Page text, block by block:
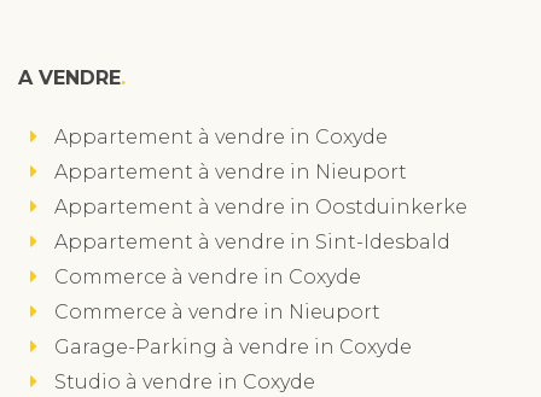
A VENDRE
Appartement à vendre in Coxyde
Appartement à vendre in Nieuport
Appartement à vendre in Oostduinkerke
Appartement à vendre in Sint-Idesbald
Commerce à vendre in Coxyde
Commerce à vendre in Nieuport
Garage-Parking à vendre in Coxyde
Studio à vendre in Coxyde